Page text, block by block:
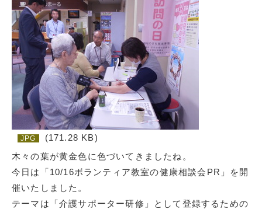
JPG
(171.28 KB)
木々の葉が黄金色に色づいてきましたね。
今日は「10/16ボランティア教室の健康相談会PR」を開
催いたしました。
テーマは「介護サポーター研修」として登録するための